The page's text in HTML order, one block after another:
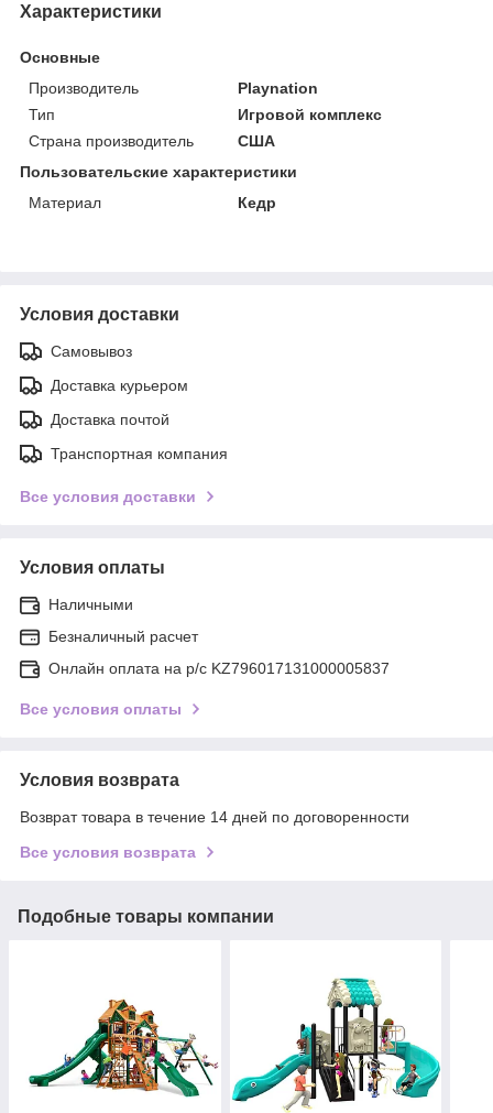
Характеристики
Основные
Производитель
Playnation
Тип
Игровой комплекс
Страна производитель
США
Пользовательские характеристики
Материал
Кедр
Условия доставки
Самовывоз
Доставка курьером
Доставка почтой
Транспортная компания
Все условия доставки
Условия оплаты
Наличными
Безналичный расчет
Онлайн оплата на р/с KZ796017131000005837
Все условия оплаты
Условия возврата
Возврат товара в течение 14 дней по договоренности
Все условия возврата
Подобные товары компании